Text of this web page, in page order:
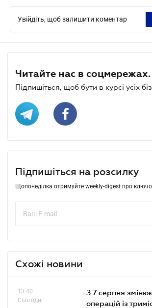
Увійдіть, щоб залишити коментар
Читайте нас в соцмережах.
Підпишіться, щоб бути в курсі усіх
Підпишіться на розсилку
Щопонеділка отримуйте weekly-digest про
Схожі новини
13.40
Сьогодні
З 7 серпня
операцій із